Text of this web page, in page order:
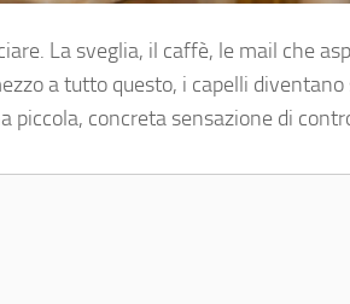
La sveglia, il caffè, le mail che
a tutto questo, i capelli diventano
piccola, concreta sensazione di